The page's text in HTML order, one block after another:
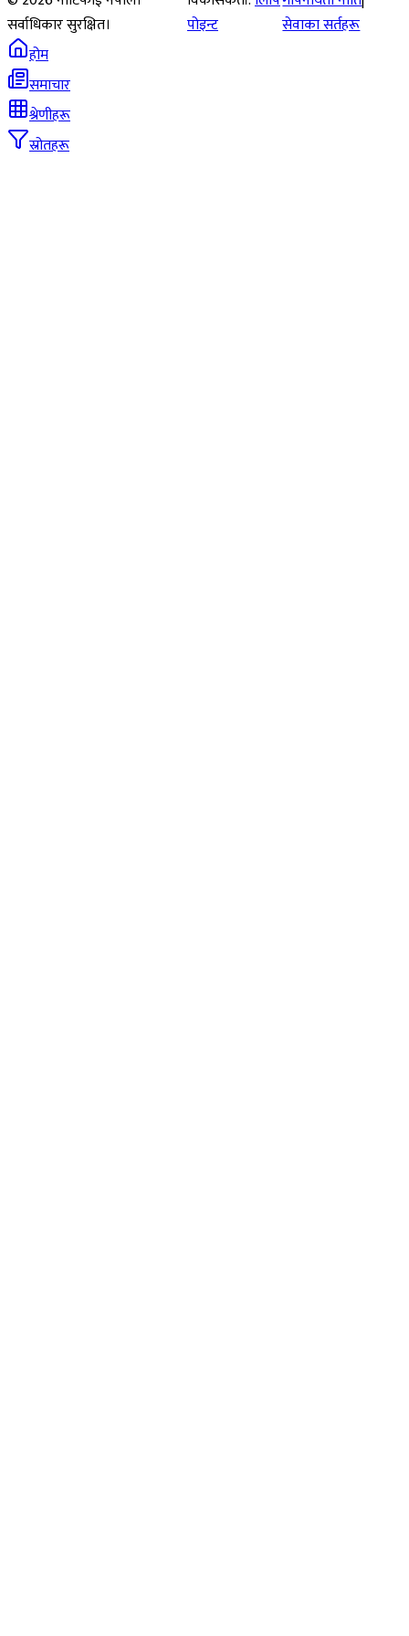
सर्वाधिकार सुरक्षित।
पोइन्ट
सेवाका सर्तहरू
होम
समाचार
श्रेणीहरू
स्रोतहरू